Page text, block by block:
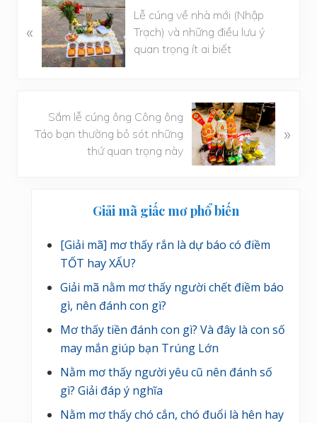
i
«
Lễ cúng về nhà mới (Nhập
Trạch) và những điều lưu ý
quan trọng ít ai biết
Sắm lễ cúng ông Công ông
Táo bạn thường bỏ sót những
thứ quan trọng này
»
SidebarGiải mã giấc mơ phổ biến
[Giải mã] mơ thấy rắn là dự báo có điềm
TỐT hay XẤU?
Giải mã nằm mơ thấy người chết điềm báo
gì, nên đánh con gì?
Mơ thấy tiền đánh con gì? Và đây là con số
may mắn giúp bạn Trúng Lớn
Nằm mơ thấy người yêu cũ nên đánh số
gì? Giải đáp ý nghĩa
Nằm mơ thấy chó cắn, chó đuổi là hên hay